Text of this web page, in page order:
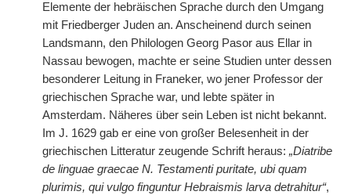
Elemente der hebräischen Sprache durch den Umgang
mit Friedberger Juden an. Anscheinend durch seinen
Landsmann, den Philologen Georg Pasor aus Ellar in
Nassau bewogen, machte er seine Studien unter dessen
besonderer Leitung in Franeker, wo jener Professor der
griechischen Sprache war, und lebte später in
Amsterdam. Näheres über sein Leben ist nicht bekannt.
Im J. 1629 gab er eine von großer Belesenheit in der
griechischen Litteratur zeugende Schrift heraus: „Diatribe
de linguae graecae N. Testamenti puritate, ubi quam
plurimis, qui vulgo finguntur Hebraismis larva detrahitur“,